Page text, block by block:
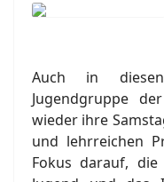
Auch in
Jugendgruppe
wieder ihre
und lehrreichen
Fokus darauf,